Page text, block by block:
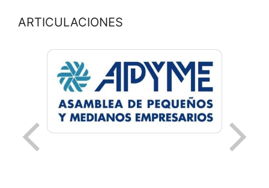
ARTICULACIONES